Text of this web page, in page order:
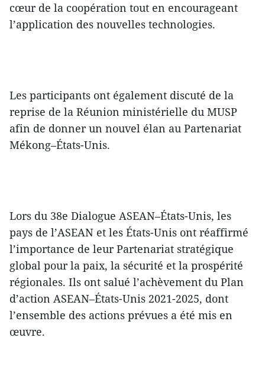
cœur de la coopération tout en encourageant
l’application des nouvelles technologies.
Les participants ont également discuté de la
reprise de la Réunion ministérielle du MUSP
afin de donner un nouvel élan au Partenariat
Mékong–États-Unis.
Lors du 38e Dialogue ASEAN–États-Unis, les
pays de l’ASEAN et les États-Unis ont réaffirmé
l’importance de leur Partenariat stratégique
global pour la paix, la sécurité et la prospérité
régionales. Ils ont salué l’achèvement du Plan
d’action ASEAN–États-Unis 2021-2025, dont
l’ensemble des actions prévues a été mis en
œuvre.